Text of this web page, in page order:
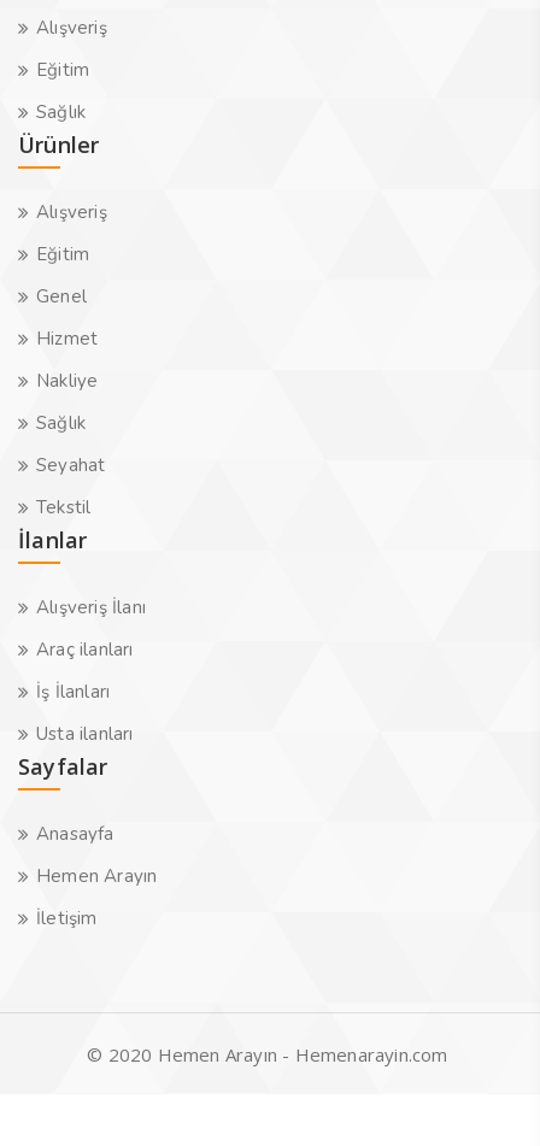
Alışveriş
Eğitim
Sağlık
Ürünler
Alışveriş
Eğitim
Genel
Hizmet
Nakliye
Sağlık
Seyahat
Tekstil
İlanlar
Alışveriş İlanı
Araç ilanları
İş İlanları
Usta ilanları
Sayfalar
Anasayfa
Hemen Arayın
İletişim
© 2020 Hemen Arayın - Hemenarayin.com